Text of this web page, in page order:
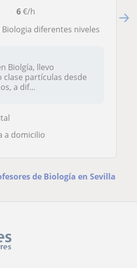
6€/h
Biologia diferentes niveles
Biolgía, llevo
partículas desde
a dif...
a domicilio
de Biología en Sevilla